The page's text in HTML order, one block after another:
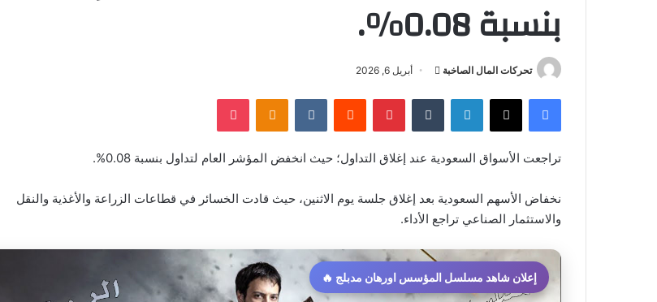
بنسبة 0.08%.
تحركات المال الصاخبة
أرسل
إلكترونيا
أبريل 6, 2026
فيسبوك ‫X لينكدإن بينتيريست Odnoklassniki
‫Pocket
تراجعت الأسواق السعودية عند إغلاق التداول؛ حيث انخفض المؤشر العام لتداول بنسبة 0.08%.
نخفاض الأسهم السعودية بعد إغلاق جلسة يوم الاثنين، حيث قادت الخسائر في قطاعات الزراعة والأغذية والنقل
والاستثمار الصناعي تراجع الأداء.
إعلان شاهد مسلسل المؤسس اورهان مدبلج 🔥